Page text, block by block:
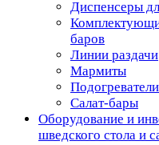
Диспенсеры
баров
Линии раздачи
Мармиты
Салат-бары
Оборудование и
шведского стола и